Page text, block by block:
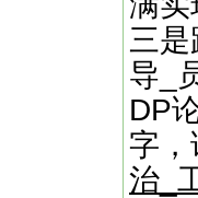
三
导_
DP
字，
治_